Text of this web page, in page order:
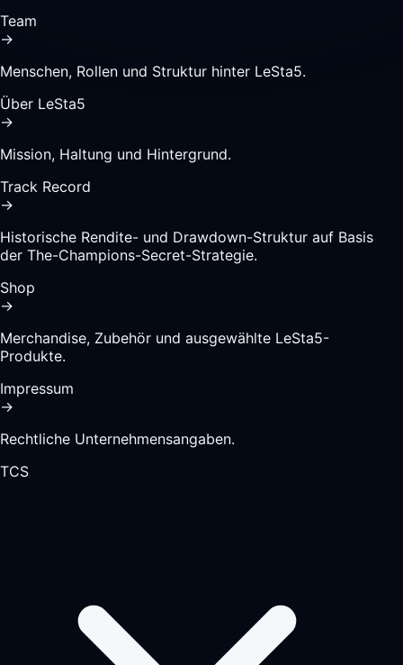
Team
→
Menschen, Rollen und Struktur hinter LeSta5.
Über LeSta5
→
Mission, Haltung und Hintergrund.
Track Record
→
Historische Rendite- und Drawdown-Struktur auf Basis
der The-Champions-Secret-Strategie.
Shop
→
Merchandise, Zubehör und ausgewählte LeSta5-
Produkte.
Impressum
→
Rechtliche Unternehmensangaben.
TCS